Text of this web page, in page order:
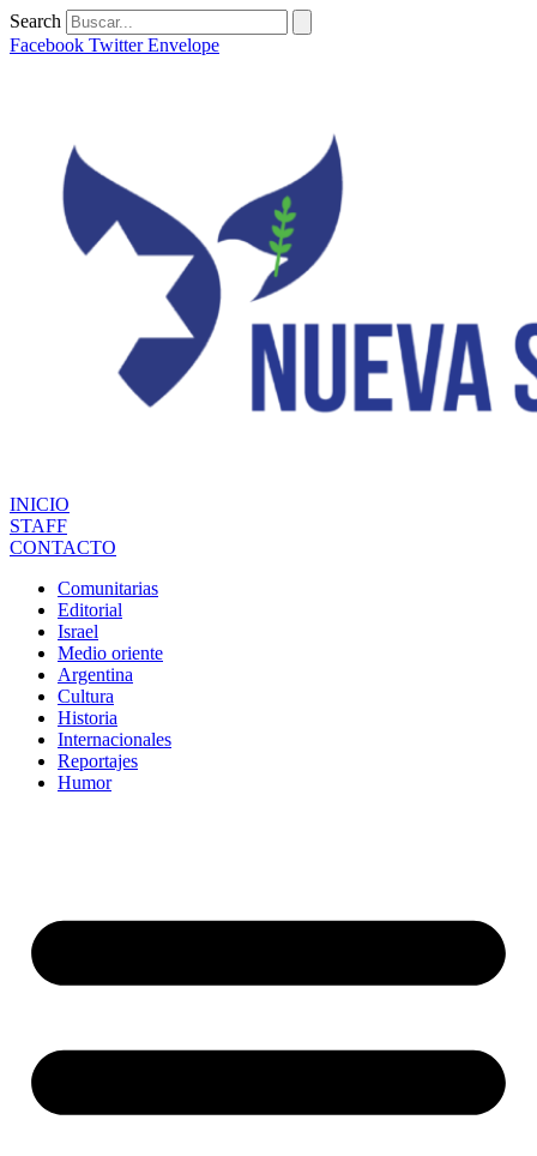
Ir
al
Search
Facebook Twitter Envelope
INICIO
STAFF
CONTACTO
Comunitarias
Editorial
Israel
Medio oriente
Argentina
Cultura
Historia
Internacionales
Reportajes
Humor